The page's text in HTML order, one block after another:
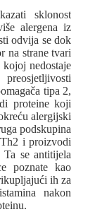
sklonost
alergena iz
odvija se dok
na strane tvari
nedostaje
tipa 2,
proteine koji
alergijski
podskupina
i proizvodi
se antitijela
poznate kao
ih za
nakon